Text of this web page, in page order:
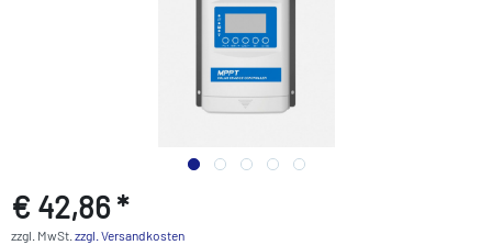
€ 42,86 *
zzgl. MwSt. zzgl. Versandkosten